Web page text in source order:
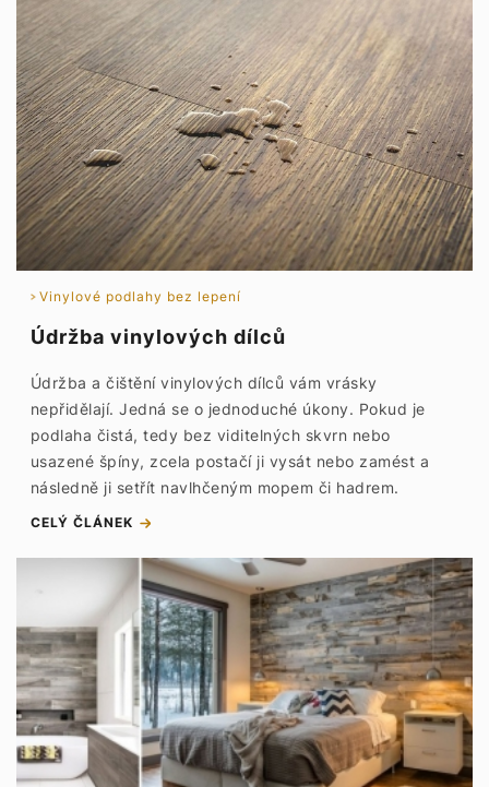
Vinylové podlahy bez lepení
Údržba vinylových dílců
Údržba a čištění vinylových dílců vám vrásky
nepřidělají. Jedná se o jednoduché úkony. Pokud je
podlaha čistá, tedy bez viditelných skvrn nebo
usazené špíny, zcela postačí ji vysát nebo zamést a
následně ji setřít navlhčeným mopem či hadrem.
CELÝ ČLÁNEK